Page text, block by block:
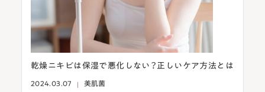
乾燥ニキビは保湿で悪化しない？正しいケア方法とは
2024.03.07 美肌菌